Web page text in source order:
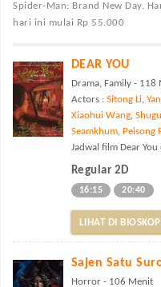
Spider-Man: Brand New Day.
hari ini mulai Rp 55.000
DEAR YOU
Drama, Family - 118
Actors : Sitong Li,
Xiaohui Wang,
Seamkhum, Peisong
Jadwal film Dear
Regular 2D
16:15 20:40
LIHAT DI
Sajen Satu
Horror - 106 Menit